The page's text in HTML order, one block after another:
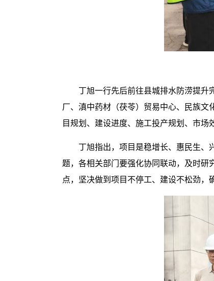
丁旭一行先后前往县城排水防涝提升
厂、滇中药材（茯苓）贸易中心、民族
目规划、建设进度、施工投产规划、市场
丁旭指出，项目是稳增长、惠民生、
题，各相关部门要强化协同联动，及时研
点，坚决做到项目不停工、建设不松劲，